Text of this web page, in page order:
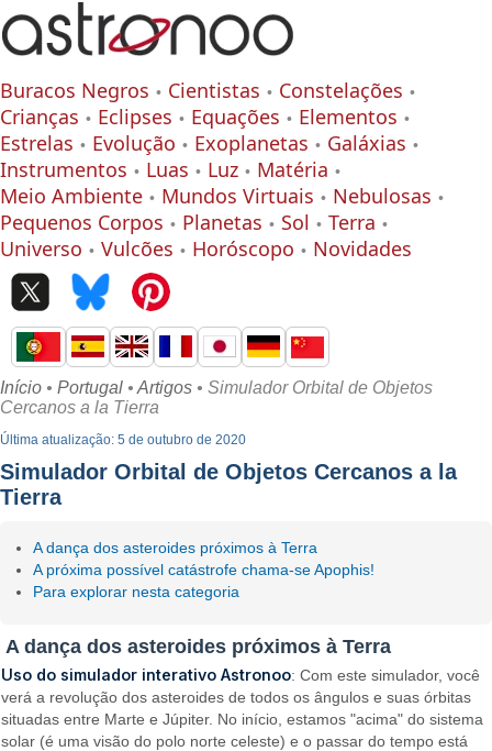
Buracos Negros Cientistas
Constelações
Crianças
Eclipses Equações
Elementos
Estrelas
Evolução Exoplanetas
Galáxias
Instrumentos
Luas Luz
Matéria
Meio Ambiente
Mundos Virtuais
Nebulosas
Pequenos Corpos
Planetas Sol
Terra
Universo
Vulcões Horóscopo Novidades
Início • Portugal • Artigos • Simulador Orbital de Objetos
Cercanos a la Tierra
Última atualização: 5 de outubro de 2020
Simulador Orbital de Objetos Cercanos a la
Tierra
A dança dos asteroides próximos à Terra
A próxima possível catástrofe chama-se Apophis!
Para explorar nesta categoria
A dança dos asteroides próximos à Terra
Uso do simulador interativo Astronoo: Com este simulador, você
verá a revolução dos asteroides de todos os ângulos e suas órbitas
situadas entre Marte e Júpiter. No início, estamos "acima" do sistema
solar (é uma visão do polo norte celeste) e o passar do tempo está